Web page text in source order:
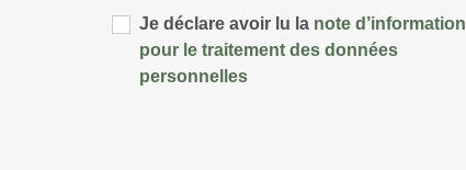
Je déclare avoir lu la note d’information
pour le traitement des données
personnelles